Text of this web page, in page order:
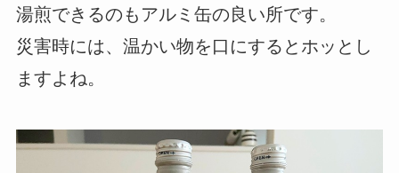
湯煎できるのもアルミ缶の良い所です。
災害時には、温かい物を口にするとホッとし
ますよね。